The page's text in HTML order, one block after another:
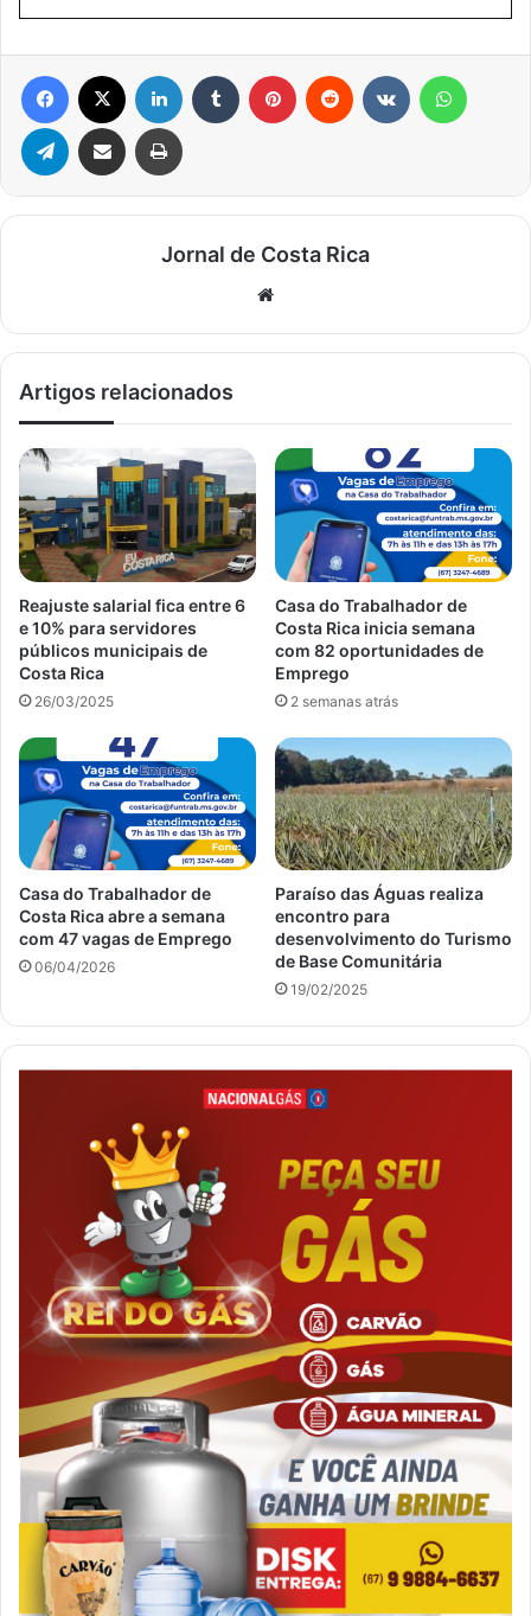
Facebook Linkedin Tumblr Pinterest Reddit
Telegram Compartilhar via e-mail Imprimir
Jornal de Costa Rica
Artigos relacionados
Reajuste salarial fica entre 6
e 10% para servidores
públicos municipais de
Costa Rica
26/03/2025
Casa do Trabalhador de
Costa Rica inicia semana
com 82 oportunidades de
Emprego
2 semanas atrás
Casa do Trabalhador de
Costa Rica abre a semana
com 47 vagas de Emprego
06/04/2026
Paraíso das Águas realiza
encontro para
desenvolvimento do Turismo
de Base Comunitária
19/02/2025